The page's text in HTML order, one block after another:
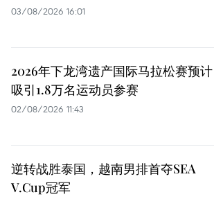
03/08/2026 16:01
2026年下龙湾遗产国际马拉松赛预计
吸引1.8万名运动员参赛
02/08/2026 11:43
逆转战胜泰国，越南男排首夺SEA
V.Cup冠军